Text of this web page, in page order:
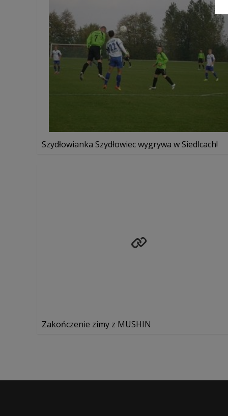
Szydłowianka Szydłowiec wygrywa w Siedlcach!
Zakończenie zimy z MUSHIN